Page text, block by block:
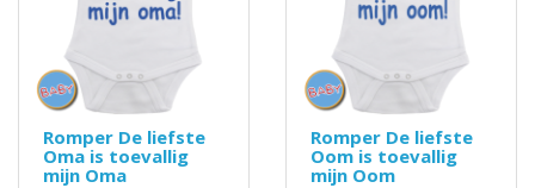
Romper De liefste
Oma is toevallig
mijn Oma
Romper De liefste
Oom is toevallig
mijn Oom